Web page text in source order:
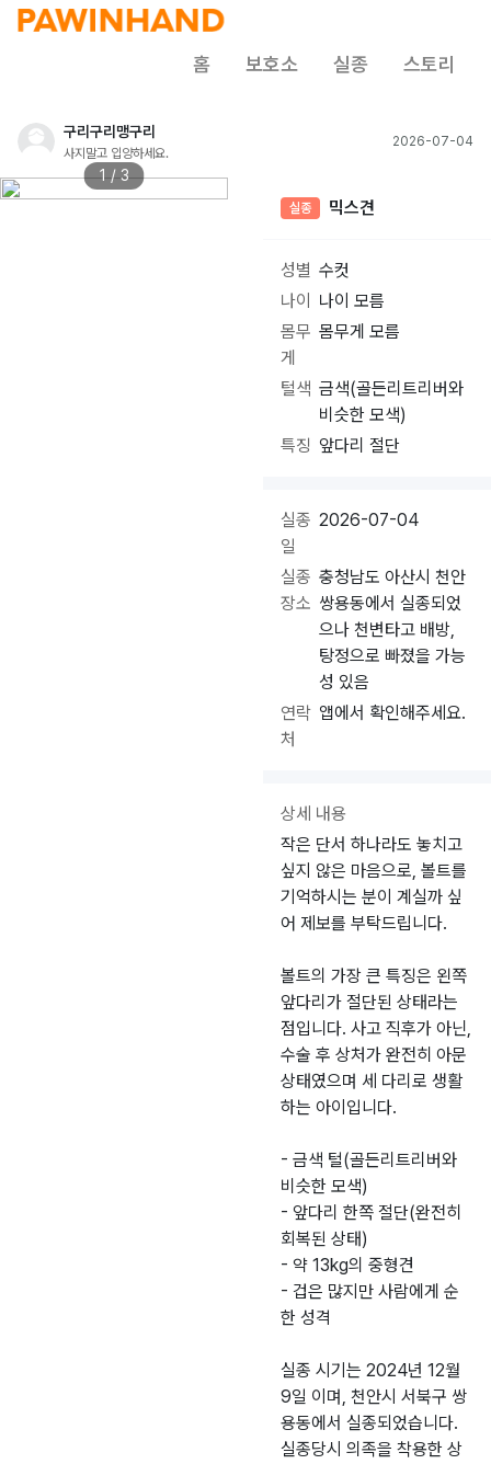
홈 보호소 실종 스토리
구리구리맹구리
사지말고 입양하세요.
2026-07-04
1 / 3
실종 믹스견
성별 수컷
나이
나이 모름
몸무
게
몸무게 모름
털색 금색(골든리트리버와
비슷한 모색)
특징 앞다리 절단
실종
일
2026-07-04
실종
장소
충청남도 아산시 천안
쌍용동에서 실종되었
으나 천변타고 배방,
탕정으로 빠졌을 가능
성 있음
연락
처
앱에서 확인해주세요.
상세 내용
작은 단서 하나라도 놓치고
싶지 않은 마음으로, 볼트를
기억하시는 분이 계실까 싶
어 제보를 부탁드립니다.
볼트의 가장 큰 특징은 왼쪽
앞다리가 절단된 상태라는
점입니다. 사고 직후가 아닌,
수술 후 상처가 완전히 아문
상태였으며 세 다리로 생활
하는 아이입니다.
- 금색 털(골든리트리버와
비슷한 모색)
- 앞다리 한쪽 절단(완전히
회복된 상태)
- 약 13kg의 중형견
- 겁은 많지만 사람에게 순
한 성격
실종 시기는 2024년 12월
9일 이며, 천안시 서북구 쌍
용동에서 실종되었습니다.
실종당시 의족을 착용한 상